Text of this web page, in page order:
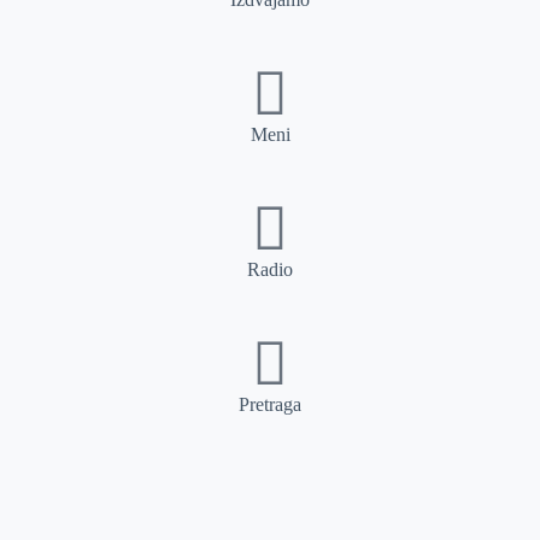
Meni
Radio
Pretraga